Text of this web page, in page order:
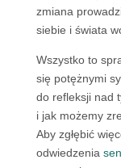
zmiana
siebie i świata
Wszystko to
się potężnymi
do refleksji nad
i jak możemy
Aby zgłębić
odwiedzenia